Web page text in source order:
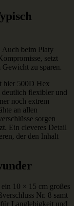
beim Platy
setzt
zu sparen.
hier 500D Hex
flexibler und
noch extrem
an allen
sorgen
Ein cleveres Detail
der den Inhalt
10 × 15 cm großes
Nr. 8 samt
Langlebigkeit und